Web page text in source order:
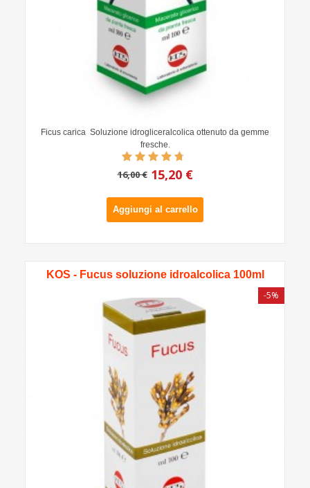
Ficus carica Soluzione idrogliceralcolica ottenuto da gemme
fresche.
16,00 € 15,20 €
Aggiungi al carrello
KOS - Fucus soluzione idroalcolica 100ml
-5%